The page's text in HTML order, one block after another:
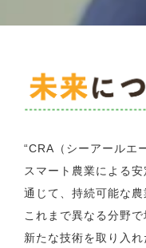
“CRA（シーアールエ
スマート農業による
通じて、持続可能な農
これまで異なる分野
新たな技術を取り入れ